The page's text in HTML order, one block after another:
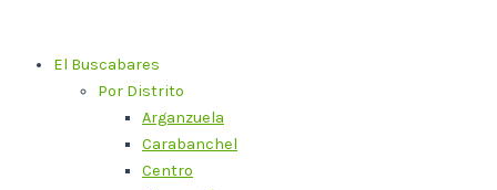
contenidoEl Buscabares
Por Distrito
Arganzuela
Carabanchel
Centro